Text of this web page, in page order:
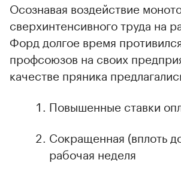
Осознавая воздействие
сверхинтенсивного труда на
Форд долгое время
профсоюзов на своих
качестве пряника
Повышенные ставки
Сокращенная (вплоть
рабочая неделя